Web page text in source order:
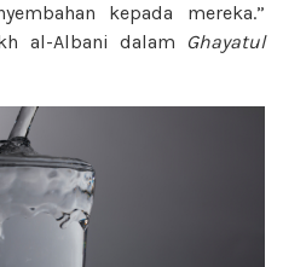
kepada mereka.”
al-Albani dalam Ghayatul